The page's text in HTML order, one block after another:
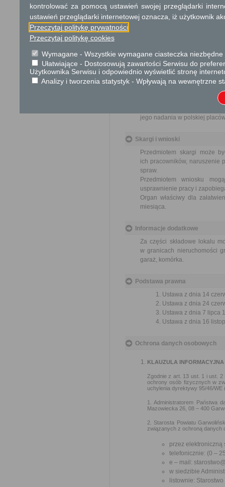
Dodatkowe
budownictwa
17 zł opłata skarbowa za
Tryb odwoławczy
Zażalenie wnosi się do
jego nadania w polskiej
Skargi i wnioski
Przedmiotem skargi może
ich pracowników, naruszenie
spraw.
Przedmiotem wniosku
usprawnienie pracy i
Organ właściwy dla
miesiąca.
Informacje dodatkowe
Za części składowe lokalu
w granicach nieruchomości
garaż, komórka.
Podstawa prawna
Ustawa z dnia 14
Ustawa z dnia 24
Ustawa z dnia 7 lipca
Ustawa z dnia 16
Ochrona danych osobowych
KLAUZULA INFORMACYJNA
Zgodnie z art. 13 ust. 1 i ust. 2
ochrony osób fizycznych w
uchylenia dyrektywy 95/46/
1. Administratorem Państwa
Mazowiecka 26, 08 – 400
2. Starosta Powiatu
związanych z ochroną danych
przez elektroniczną
telefonicznie: (0 –
e – mail:
w siedzibie
listownie:
kontrolować za pomocą ustawień swojej przeglądarki
ustawień przeglądarki internetowej oznacza, iż użytkownik
Przeczytaj politykę prywatności
Przeczytaj politykę cookies
Wymagane - Wszystkie wymagane ciasteczka
Ułatwiające - Dostosowują zawartości Serwisu do
Użytkownika Serwisu i odpowiednio wyświetlić stronę
Analizy i tworzenia statystyk - Wpływają na wewnętrzne